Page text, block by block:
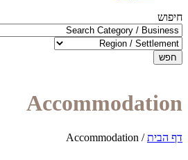
חיפוש
חפש
Accommodation
דף הבית/
Accommodation